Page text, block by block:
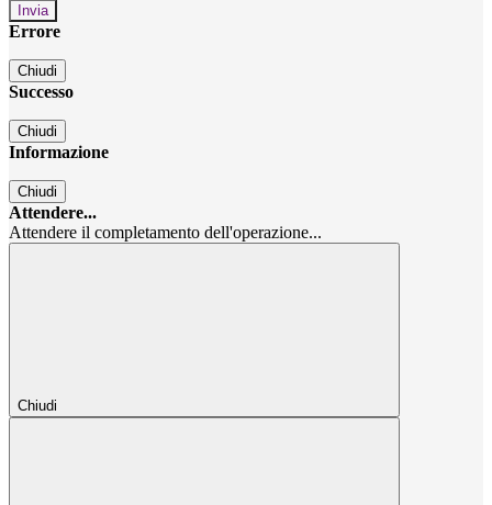
Errore
Chiudi
Successo
Chiudi
Informazione
Chiudi
Attendere...
Attendere il completamento dell'operazione...
Chiudi